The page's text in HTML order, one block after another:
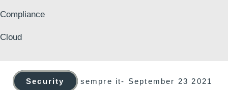
Compliance
Cloud
Security sempre it- September 23 2021